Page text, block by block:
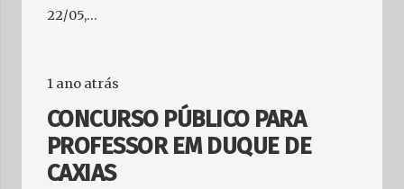
22/05,…
1 ano atrás
CONCURSO PÚBLICO PARA
PROFESSOR EM DUQUE DE
CAXIAS